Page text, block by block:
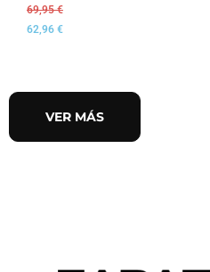
69,95€
62,96 €
VER MÁS